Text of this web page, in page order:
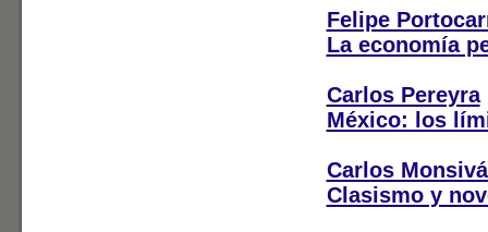
Felipe
La economía
Carlos Pereyra
México: los
Carlos
Clasismo y